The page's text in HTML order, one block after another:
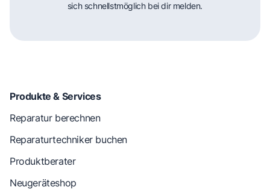
sich schnellstmöglich bei dir melden.
Produkte & Services
Reparatur berechnen
Reparaturtechniker buchen
Produktberater
Neugeräteshop